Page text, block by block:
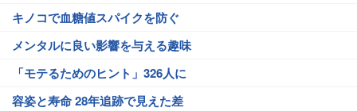
キノコで血糖値スパイクを防ぐ
メンタルに良い影響を与える趣味
「モテるためのヒント」326人に
容姿と寿命 28年追跡で見えた差